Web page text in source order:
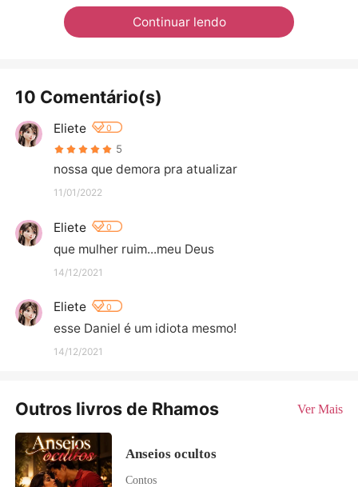
Continuar lendo
10 Comentário(s)
Eliete 0
5
nossa que demora pra atualizar
11/01/2022
Eliete 0
que mulher ruim...meu Deus
14/12/2021
Eliete 0
esse Daniel é um idiota mesmo!
14/12/2021
Outros livros de Rhamos Ver Mais
Anseios ocultos
Contos